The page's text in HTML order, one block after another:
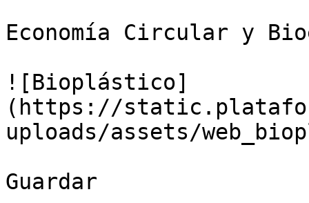
Economía Circular y
![Bioplástico]
(https://
uploads/assets/
Guardar